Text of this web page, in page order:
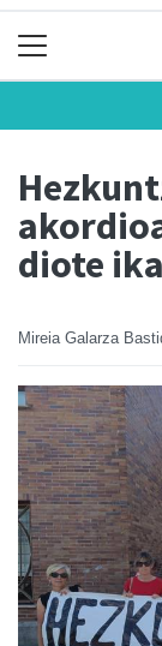
diote
Mireia Galarza